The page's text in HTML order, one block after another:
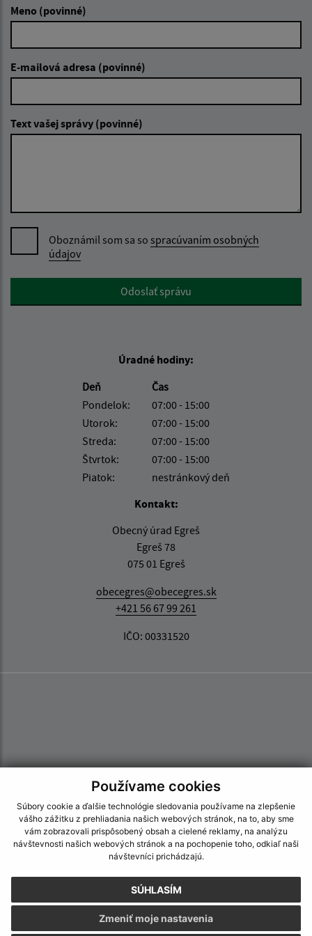
Používame cookies
Súbory cookie a ďalšie technológie sledovania používame na zlepšenie
vášho zážitku z prehliadania našich webových stránok, na to, aby sme
vám zobrazovali prispôsobený obsah a cielené reklamy, na analýzu
návštevnosti našich webových stránok a na pochopenie toho, odkiaľ naši
návštevníci prichádzajú.
SÚHLASÍM
Zmeniť moje nastavenia
Meno (povinné)
E-mailová adresa (povinné)
Text vašej správy (povinné)
Oboznámil som sa so spracúvaním osobných
údajov
Google reCaptcha ResponseOdoslať správu
Úradné hodiny:
Deň
Čas
Pondelok:
07:00 - 15:00
Utorok:
07:00 - 15:00
Streda:
07:00 - 15:00
Štvrtok:
07:00 - 15:00
Piatok:
nestránkový deň
Kontakt:
Obecný úrad Egreš
Egreš 78
075 01 Egreš
obecegres@obecegres.sk
+421 56 67 99 261
IČO: 00331520
Informácie o stránke:
Vyhlásenie o prístupnosti